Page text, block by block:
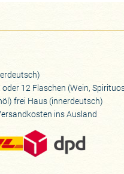
12 Flaschen (Wein,
frei Haus (innerdeutsch)
ins Ausland